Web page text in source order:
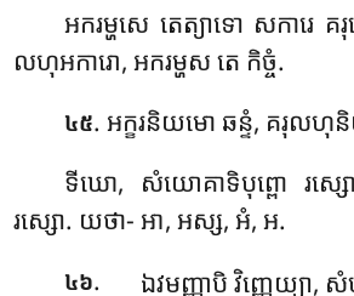
អករម្ហសេ តេត្យាទោ សការេ
លហុអការោ, អករម្ហស តេ កិច្ចំ.
៤៥. អក្ខរនិយមោ ឆន្ទំ, គរុលហុនិ
ទីឃោ, សំយោគាទិបុព្ពោ រ
រស្សោ. យថា- អា, អស្ស, អំ, អ.
៤៦. ឯវមញ្ញាបិវិញ្ញេយ្យា,